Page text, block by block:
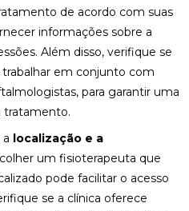
de acordo com suas
informações sobre a
Além disso, verifique se
em conjunto com
para garantir uma
tratamento.
localização e a
um fisioterapeuta que
pode facilitar o acesso
se a clínica oferece
E MELHORAR A
E MELHORAR O